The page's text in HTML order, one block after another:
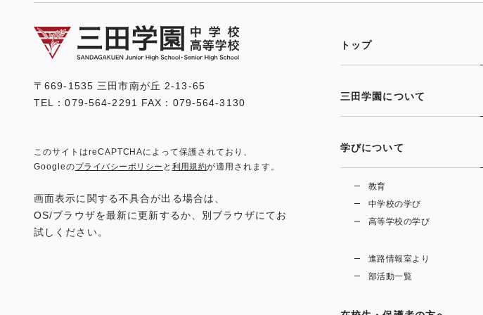
〒669-1535 三田市南が丘 2-13-65
TEL：079-564-2291 FAX：079-564-3130
このサイトはreCAPTCHAによって保護されており、
Googleのプライバシーポリシー と 利用規約が適用されます。
画面表示に関する不具合が出る場合は、
OS/ブラウザを最新に更新するか、別ブラウザにてお
試しください。
トップ
三田学園について
学びについて
教育
中学校の学び
高等学校の学び
進路情報室より
部活動一覧